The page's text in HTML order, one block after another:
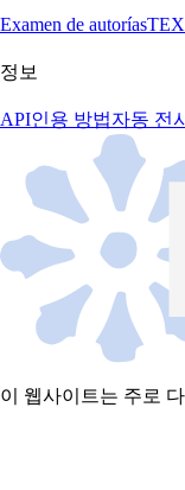
Examen de autorías
정보
API인용 방법자동 전
이 웹사이트는 주로